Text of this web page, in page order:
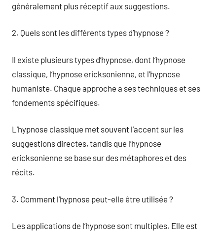
généralement plus réceptif aux suggestions.
2. Quels sont les différents types d’hypnose ?
Il existe plusieurs types d’hypnose, dont l’hypnose
classique, l’hypnose ericksonienne, et l’hypnose
humaniste. Chaque approche a ses techniques et ses
fondements spécifiques.
L’hypnose classique met souvent l’accent sur les
suggestions directes, tandis que l’hypnose
ericksonienne se base sur des métaphores et des
récits.
3. Comment l’hypnose peut-elle être utilisée ?
Les applications de l’hypnose sont multiples. Elle est